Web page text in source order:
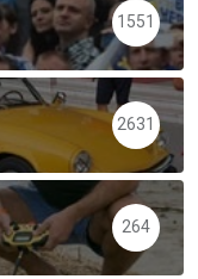
1551
2631
264